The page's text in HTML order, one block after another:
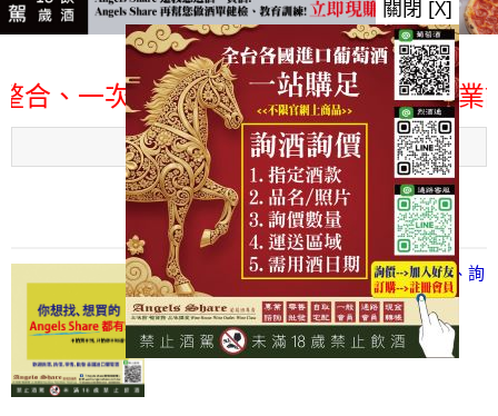
一次購足」各國進口酒類商品 專業詢
Menu
總覽-促銷&活動
all events
【凡酒問Angels Share】線上選酒、詢
(尋)酒、詢價、零售、批發，看這裡!
2024/03/01
關閉 [X]